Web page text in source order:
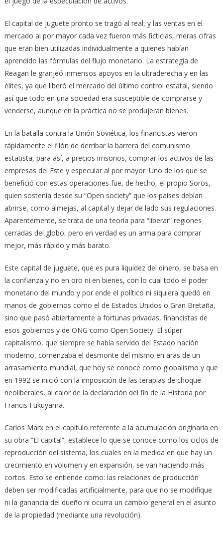
El capital de juguete pronto se tragó al real, y las ventas en el
mercado al por mayor cada vez fueron más ficticias, meras cifras
que eran bien utilizadas individualmente a quienes habían
aprendido las fórmulas del flujo monetario. La estrategia de
Reagan le granjeó inmensos apoyos en la ultraderecha y en las
élites, ya que liberó el mercado del último control estatal, siendo
así que todo en una sociedad era susceptible de comprarse y
venderse, aunque en la práctica no se produjeran bienes.
En la batalla contra la Unión Soviética, los financistas vieron
rápidamente el filón de derribar la barrera del comunismo
estatista, para así, a precios irrisorios, comprar los activos de las
empresas del Este y especular al por mayor. Uno de los que se
benefició con estas operaciones fue, de hecho, el propio Soros,
quien sostenía desde su “Open society” que los países debían
abrirse, como almejas, al capital y dejar de lado sus regulaciones.
Aparentemente, se trata de una teoría para “liberar” regiones
cerradas del globo, pero en verdad es un arma para comprar
mejor, más rápido y más barato.
Este capital de juguete, que es pura liquidez del dinero, se basa en
la confianza y no en oro ni en bienes, con lo cual todo el poder
monetario del mundo y por ende el político ni siquiera quedó en
manos de gobiernos como el de Estados Unidos o Gran Bretaña,
sino que pasó abiertamente a fortunas privadas, financistas de
esos gobiernos y de ONG como Open Society. El súper
capitalismo, que siempre se había servido del Estado nación
moderno, comenzaba el desmonte del mismo en aras de un
arrasamiento mundial, que hoy se conoce como globalismo y que
en 1992 se inició con la imposición de las terapias de choque
neoliberales, al calor de la declaración del fin de la Historia por
Francis Fukuyama.
Carlos Marx en el capítulo referente a la acumulación originaria en
su obra “El capital”, establece lo que se conoce como los ciclos de
reproducción del sistema, los cuales en la medida en que hay un
crecimiento en volumen y en expansión, se van haciendo más
cortos. Esto se entiende como: las relaciones de producción
deben ser modificadas artificialmente, para que no se modifique
ni la ganancia del dueño ni ocurra un cambio general en el asunto
de la propiedad (mediante una revolución).